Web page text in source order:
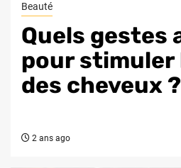
Beauté
Quels gestes
pour stimuler
des cheveux ?
2 ans ago